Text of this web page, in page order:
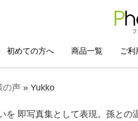
初めての方へ 商品一覧 ご利
の声 » Yukko
を 即写真集として表現。孫と